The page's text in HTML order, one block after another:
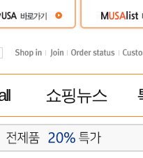
쇼핑뉴스